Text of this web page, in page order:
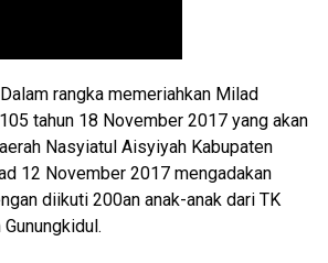
rangka memeriahkan Milad
tahun 18 November 2017 yang akan
Nasyiatul Aisyiyah Kabupaten
12 November 2017 mengadakan
diikuti 200an anak-anak dari TK